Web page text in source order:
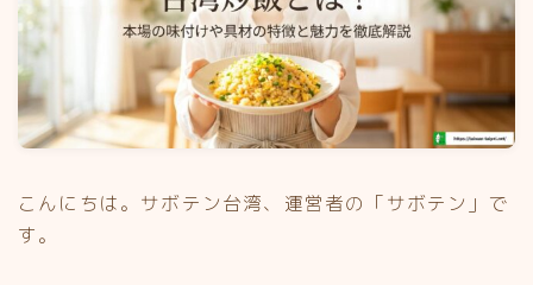
こんにちは。サボテン台湾、運営者の「サボテン」で
す。